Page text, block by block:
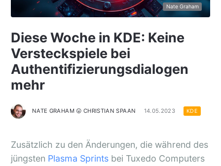
Nate Graham
Diese Woche in KDE: Keine
Versteckspiele bei
Authentifizierungsdialogen
mehr
NATE GRAHAM 😛 CHRISTIAN SPAAN 14.05.2023 KDE
Zusätzlich zu den Änderungen, die während des
jüngsten Plasma Sprintsbei Tuxedo Computers